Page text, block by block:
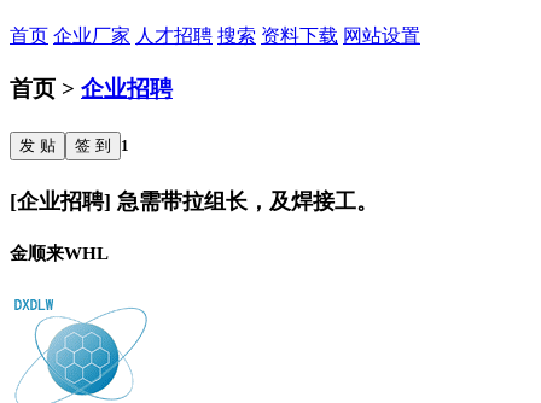
首页 企业厂家 人才招聘 搜索 资料下载 网站设置
首页 > 企业招聘
发 贴 签 到 1
[企业招聘] 急需带拉组长，及焊接工。
金顺来WHL